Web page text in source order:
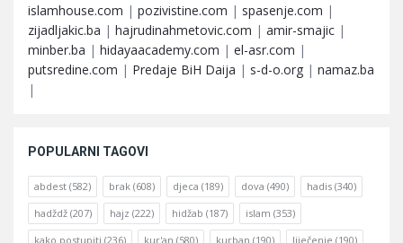
islamhouse.com | pozivistine.com | spasenje.com |
zijadljakic.ba | hajrudinahmetovic.com | amir-smajic |
minber.ba | hidayaacademy.com | el-asr.com |
putsredine.com | Predaje BiH Daija | s-d-o.org | namaz.ba
|
POPULARNI TAGOVI
abdest (582) brak (608) djeca (189) dova (490) hadis (340)
hadždž (207) hajz (222) hidžab (187) islam (353)
kako postupiti (236) kur'an (580) kurban (190) liječenje (190)